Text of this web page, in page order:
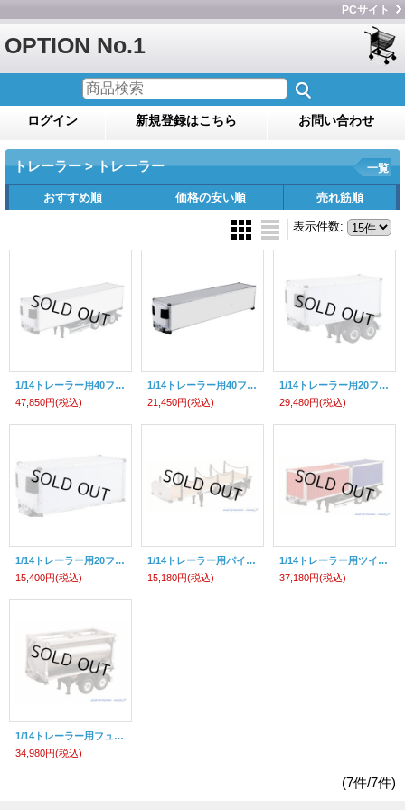
PCサイト
OPTION No.1
ログイン 新規登録はこちら お問い合わせ
トレーラー > トレーラー 一覧
おすすめ順 価格の安い順 売れ筋順
表示件数:
1/14トレーラー用40フィート冷蔵トレーラー（組立キット）
47,850円(税込)
1/14トレーラー用40フィート冷蔵コンテナのみ（組立キット）
21,450円(税込)
1/14トレーラー用20フィート冷蔵トレーラー（組立キット）
29,480円(税込)
1/14トレーラー用20フィート冷蔵コンテナのみ（組立キット）
15,400円(税込)
1/14トレーラー用パイプフラットベッドトレーラー（組立キット）
15,180円(税込)
1/14トレーラー用ツイン20フィートコンテナ（組立キット）
37,180円(税込)
1/14トレーラー用フューエルタンクトレーラーセット（組立キット）
34,980円(税込)
(7件/7件)